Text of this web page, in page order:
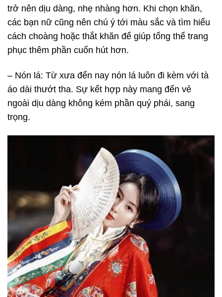
trở nên dịu dàng, nhẹ nhàng hơn. Khi chọn khăn,
các bạn nữ cũng nên chú ý tới màu sắc và tìm hiểu
cách choàng hoặc thắt khăn để giúp tổng thể trang
phục thêm phần cuốn hút hơn.
– Nón lá: Từ xưa đến nay nón lá luôn đi kèm với tà
áo dài thướt tha. Sự kết hợp này mang đến vẻ
ngoài dịu dàng không kém phần quý phái, sang
trọng.